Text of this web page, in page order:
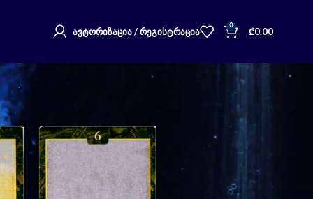
ᲐᲕᲢᲝᲠᲘᲖᲐᲪᲘᲐ / ᲠᲔᲒᲘᲡᲢᲠᲐᲪᲘᲐ 0 ₾0.00